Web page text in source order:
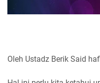
Oleh Ustadz Berik Said